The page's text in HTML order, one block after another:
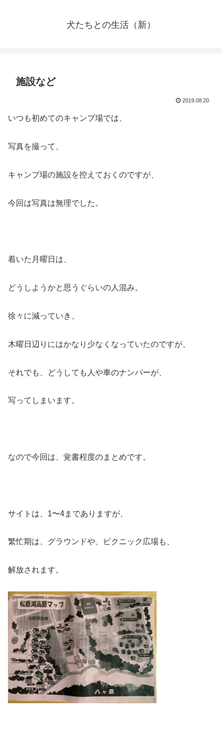
犬たちとの生活（新）
施設など
2019.08.20
いつも初めてのキャンプ場では、
写真を撮って、
キャンプ場の施設を控えておくのですが、
今回は写真は無理でした。
着いた月曜日は、
どうしようかと思うぐらいの人混み。
徐々に減っていき、
木曜日辺りにはかなり少なくなっていたのですが、
それでも、どうしても人や車のナンバーが、
写ってしまいます。
なので今回は、覚書程度のまとめです。
サイトは、1〜4までありますが、
繁忙期は、グラウンドや、ピクニック広場も、
解放されます。